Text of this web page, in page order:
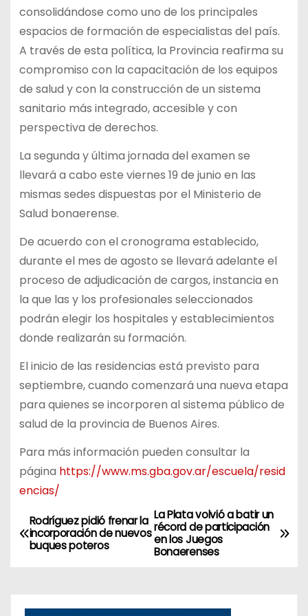
consolidándose como uno de los principales
espacios de formación de especialistas del país.
A través de esta política, la Provincia reafirma su
compromiso con la capacitación de los equipos
de salud y con la construcción de un sistema
sanitario más integrado, accesible y con
perspectiva de derechos.
La segunda y última jornada del examen se
llevará a cabo este viernes 19 de junio en las
mismas sedes dispuestas por el Ministerio de
Salud bonaerense.
De acuerdo con el cronograma establecido,
durante el mes de agosto se llevará adelante el
proceso de adjudicación de cargos, instancia en
la que las y los profesionales seleccionados
podrán elegir los hospitales y establecimientos
donde realizarán su formación.
El inicio de las residencias está previsto para
septiembre, cuando comenzará una nueva etapa
para quienes se incorporen al sistema público de
salud de la provincia de Buenos Aires.
Para más información pueden consultar la
página https://www.ms.gba.gov.ar/escuela/resid
encias/
N
a
e
La Plata volvió a batir un
récord de participación
en los Juegos
Bonaerenses
Rodríguez pidió frenar la
incorporación de nuevos
buques poteros